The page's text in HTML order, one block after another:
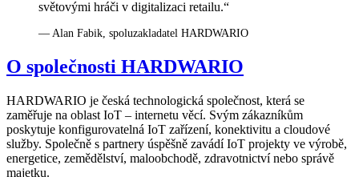
světovými hráči v digitalizaci retailu.“
— Alan Fabik, spoluzakladatel HARDWARIO
O společnosti HARDWARIO
HARDWARIO je česká technologická společnost, která se
zaměřuje na oblast IoT – internetu věcí. Svým zákazníkům
poskytuje konfigurovatelná IoT zařízení, konektivitu a cloudové
služby. Společně s partnery úspěšně zavádí IoT projekty ve výrobě,
energetice, zemědělství, maloobchodě, zdravotnictví nebo správě
majetku.